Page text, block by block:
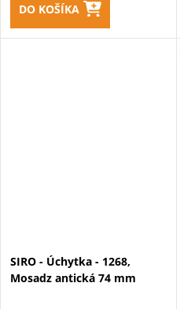
DO KOŠÍKA
SIRO - Úchytka - 1268,
Mosadz antická 74 mm